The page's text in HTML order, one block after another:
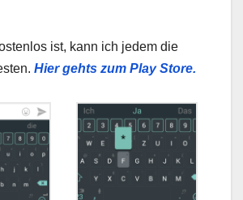
ist, kann ich jedem die
Hier gehts zum Play Store.